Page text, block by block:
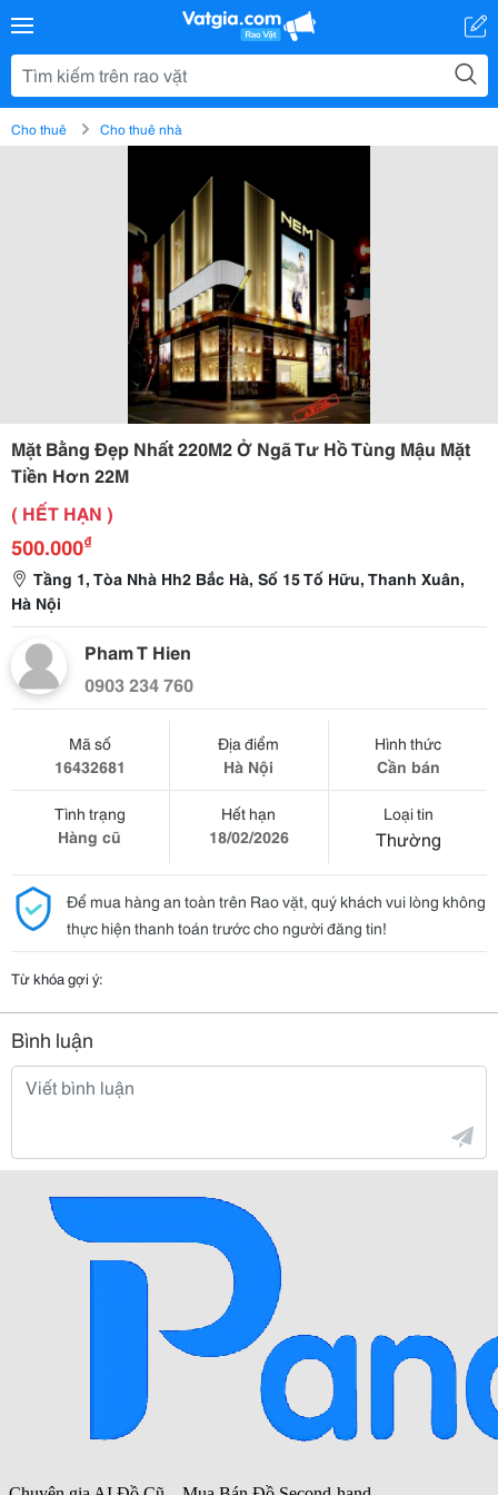
Cho thuê Cho thuê nhà
Mặt Bằng Đẹp Nhất 220M2 Ở Ngã Tư Hồ Tùng Mậu Mặt
Tiền Hơn 22M
( HẾT HẠN )
500.000₫
Tầng 1, Tòa Nhà Hh2 Bắc Hà, Số 15 Tố Hữu, Thanh Xuân,
Hà Nội
Pham T Hien
0903 234 760
Mã số
16432681
Địa điểm
Hà Nội
Hình thức
Cần bán
Tình trạng
Hàng cũ
Hết hạn
18/02/2026
Loại tin
Thường
Để mua hàng an toàn trên Rao vặt, quý khách vui lòng không
thực hiện thanh toán trước cho người đăng tin!
Từ khóa gợi ý:
Bình luận